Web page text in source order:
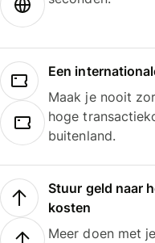
Een
Maak je nooit
hoge
buitenland.
Stuur geld naar
kosten
Meer doen met